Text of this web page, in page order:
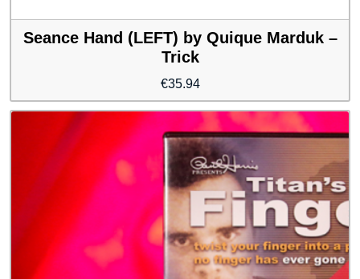
Seance Hand (LEFT) by Quique Marduk –
Trick
€35.94